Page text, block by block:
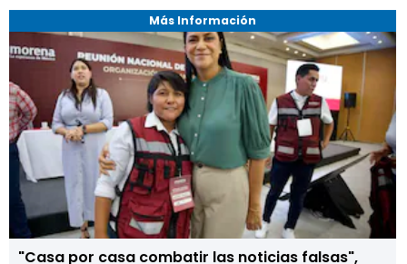
Más Información
"Casa por casa combatir las noticias falsas",